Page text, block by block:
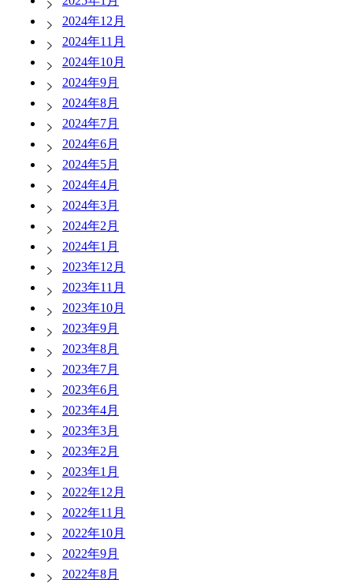
2024年12月
2024年11月
2024年10月
2024年9月
2024年8月
2024年7月
2024年6月
2024年5月
2024年4月
2024年3月
2024年2月
2024年1月
2023年12月
2023年11月
2023年10月
2023年9月
2023年8月
2023年7月
2023年6月
2023年4月
2023年3月
2023年2月
2023年1月
2022年12月
2022年11月
2022年10月
2022年9月
2022年8月